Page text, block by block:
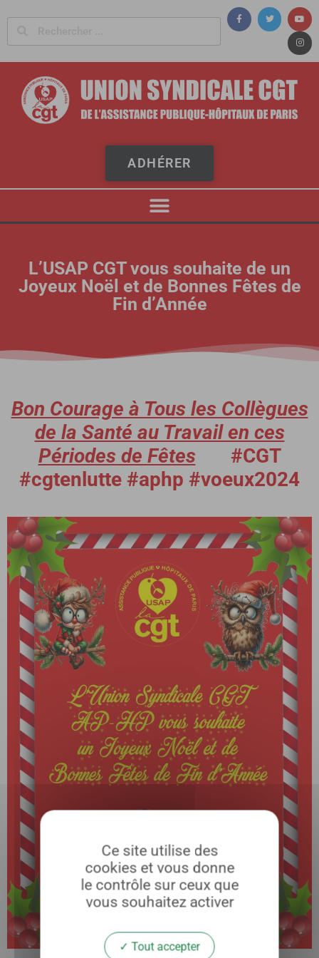
ADHÉRER
L’USAP CGT vous souhaite de un
Joyeux Noël et de Bonnes Fêtes de
Fin d’Année
Bon Courage à Tous les Collègues
de la Santé au Travail en ces
Périodes de Fêtes #CGT
#cgtenlutte #aphp #voeux2024
Ce site utilise des
cookies et vous donne
le contrôle sur ceux que
vous souhaitez activer
Tout accepter